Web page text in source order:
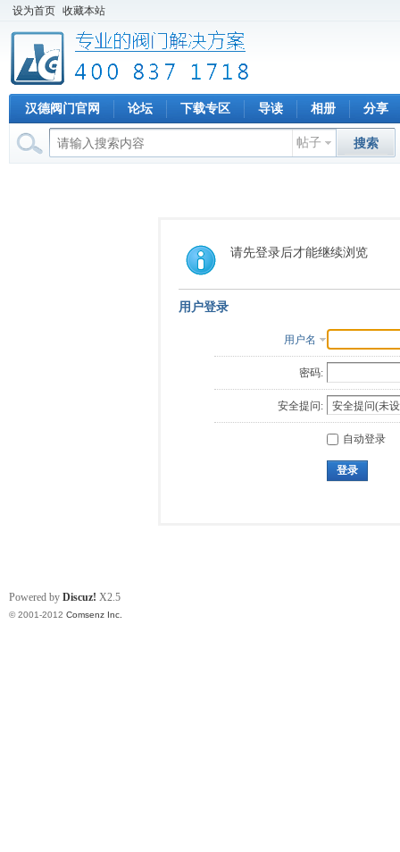
设为首页 收藏本站
汉德阀门官网 论坛 下载专区 导读 相册 分享
帖子 搜索
请先登录后才能继续浏览
用户登录
用户名
密码:
安全提问:
自动登录
登录
Powered by Discuz! X2.5
© 2001-2012 Comsenz Inc.